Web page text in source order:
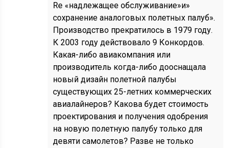
Re «надлежащее обслуживание»и»
сохранение аналоговых полетных палуб».
Производство прекратилось в 1979 году.
К 2003 году действовало 9 Конкордов.
Какая-либо авиакомпания или
производитель когда-либо дооснащала
новый дизайн полетной палубы
существующих 25-летних коммерческих
авиалайнеров? Какова будет стоимость
проектирования и получения одобрения
на новую полетную палубу только для
девяти самолетов? Разве не только